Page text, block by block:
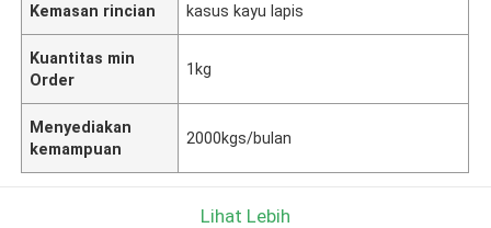
Kemasan rincian kasus kayu lapis
Kuantitas min
Order
1kg
Menyediakan
kemampuan
2000kgs/bulan
Lihat Lebih